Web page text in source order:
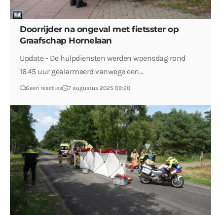
Doorrijder na ongeval met fietsster op
Graafschap Hornelaan
Update - De hulpdiensten werden woensdag rond
16.45 uur gealarmeerd vanwege een…
Geen reacties 7 augustus 2025 09:20